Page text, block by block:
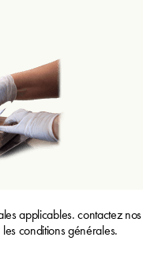
applicables. contactez nos
conditions générales.